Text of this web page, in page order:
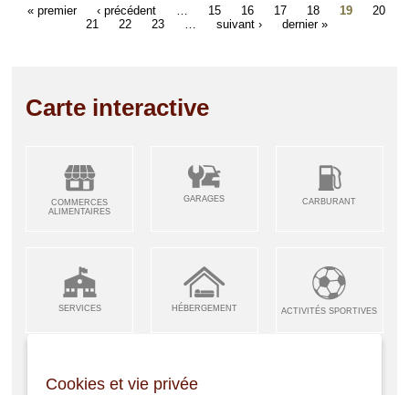
« premier ‹ précédent 15 16 17 18 19
20
21
22 23 suivant › dernier »
Carte interactive
COMMERCES
ALIMENTAIRES
GARAGES CARBURANT
SERVICES HÉBERGEMENT ACTIVITÉS SPORTIVES
Cookies et vie privée